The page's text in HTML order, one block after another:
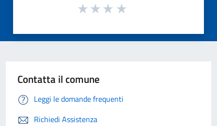
Contatta il comune
Leggi le domande frequenti
Richiedi Assistenza